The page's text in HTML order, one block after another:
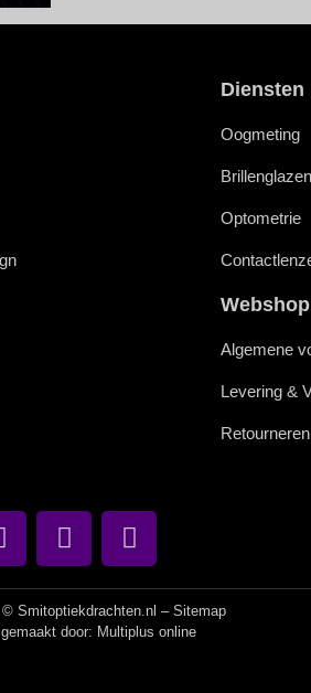
Diensten
Oogmeting
Optometrie
Webshop
Algemene
Levering &
© Smitoptiekdrachten.nl – Sitemap
door: Multiplus online